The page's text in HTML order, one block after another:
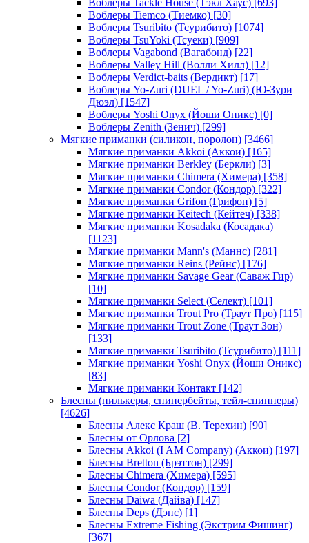
Воблеры Tackle House (Тэкл Хаус) [693]
Воблеры Tiemco (Тиемко) [30]
Воблеры Tsuribito (Тсурибито) [1074]
Воблеры TsuYoki (Тсуеки) [909]
Воблеры Vagabond (Вагабонд) [22]
Воблеры Valley Hill (Волли Хилл) [12]
Воблеры Verdict-baits (Вердикт) [17]
Воблеры Yo-Zuri (DUEL / Yo-Zuri) (Ю-Зури
Дюэл) [1547]
Воблеры Yoshi Onyx (Йоши Оникс) [0]
Воблеры Zenith (Зенич) [299]
Мягкие приманки (силикон, поролон) [3466]
Мягкие приманки Akkoi (Аккои) [165]
Мягкие приманки Berkley (Беркли) [3]
Мягкие приманки Chimera (Химера) [358]
Мягкие приманки Condor (Кондор) [322]
Мягкие приманки Grifon (Грифон) [5]
Мягкие приманки Keitech (Кейтеч) [338]
Мягкие приманки Kosadaka (Косадака)
[1123]
Мягкие приманки Mann's (Маннс) [281]
Мягкие приманки Reins (Рейнс) [176]
Мягкие приманки Savage Gear (Саваж Гир)
[10]
Мягкие приманки Select (Селект) [101]
Мягкие приманки Trout Pro (Траут Про) [115]
Мягкие приманки Trout Zone (Траут Зон)
[133]
Мягкие приманки Tsuribito (Тсурибито) [111]
Мягкие приманки Yoshi Onyx (Йоши Оникс)
[83]
Мягкие приманки Контакт [142]
Блесны (пилькеры, спинербейты, тейл-спиннеры)
[4626]
Блесны Алекс Краш (В. Терехин) [90]
Блесны от Орлова [2]
Блесны Akkoi (I AM Company) (Аккои) [197]
Блесны Bretton (Брэттон) [299]
Блесны Chimera (Химера) [595]
Блесны Condor (Кондор) [159]
Блесны Daiwa (Дайва) [147]
Блесны Deps (Дэпс) [1]
Блесны Extreme Fishing (Экстрим Фишинг)
[367]